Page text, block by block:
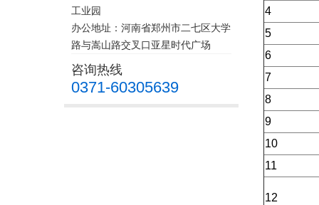
工业园
办公地址：河南省郑州市二七区大学
路与嵩山路交叉口亚星时代广场
咨询热线
0371-60305639
4
5
6
7
8
9
10
11
12